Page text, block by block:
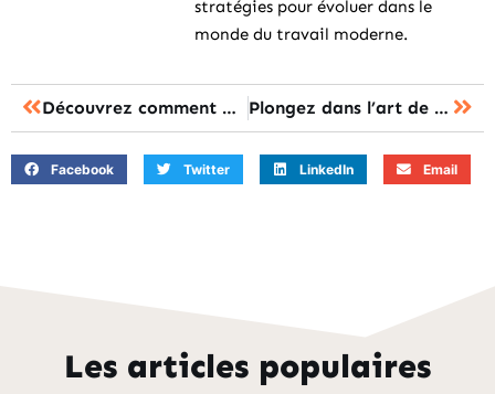
stratégies pour évoluer dans le
monde du travail moderne.
Découvrez comment maîtriser revit en un temps record grâce à notre formation innovante Plongez dans l’art de déchiffrer les comportements avec notre nouvelle formation
Facebook Twitter LinkedIn Email
Les articles populaires